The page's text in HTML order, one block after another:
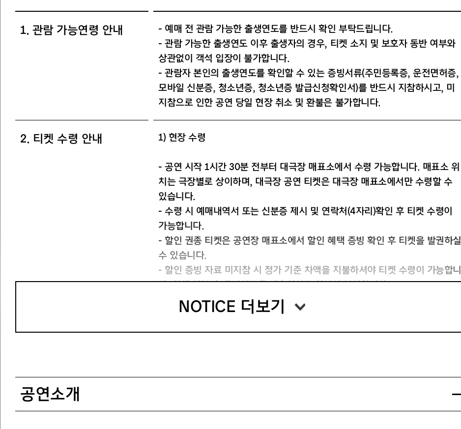
1. 관람 가능연령 안내
- 예매 전 관람 가능한 출생연도를 반드시 확인 부탁드립니다.
- 관람 가능한 출생연도 이후 출생자의 경우, 티켓 소지 및 보호자 동반 여부와
상관없이 객석 입장이 불가합니다.
- 관람자 본인의 출생연도를 확인할 수 있는 증빙서류(주민등록증, 운전면허증,
모바일 신분증, 청소년증, 청소년증 발급신청확인서)를 반드시 지참하시고, 미
지참으로 인한 공연 당일 현장 취소 및 환불은 불가합니다.
2. 티켓 수령 안내 1) 현장 수령
- 공연 시작 1시간 30분 전부터 대극장 매표소에서 수령 가능합니다. 매표소 위
치는 극장별로 상이하며, 대극장 공연 티켓은 대극장 매표소에서만 수령할 수
있습니다.
- 수령 시 예매내역서 또는 신분증 제시 및 연락처(4자리)확인 후 티켓 수령이
가능합니다.
- 할인 권종 티켓은 공연장 매표소에서 할인 혜택 증빙 확인 후 티켓을 발권하실
수 있습니다.
- 할인 증빙 자료 미지참 시 정가 기준 차액을 지불하셔야 티켓 수령이 가능합니
다. 차액 지불 후 증빙자료를 제출하여도 환불이 불가합니다.
2) 디지털 티켓
NOTICE 더보기
공연소개